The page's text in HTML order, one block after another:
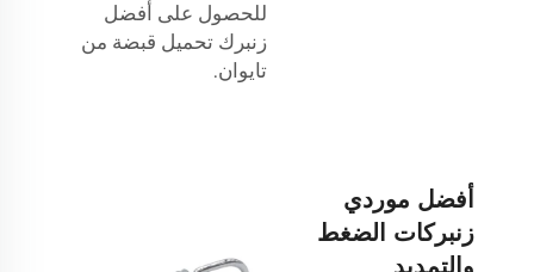
للحصول على أفضل
زنبرك تحميل قبضة من
تايوان.
أفضل موردي
زنبركات الضغط
والتمديد